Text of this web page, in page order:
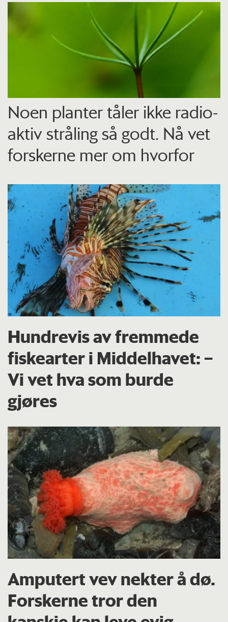
Noen planter tåler ikke radio­
aktiv stråling så godt. Nå vet
forskerne mer om hvorfor
Hundrevis av fremmede
fiskearter i Middelhavet: –
Vi vet hva som burde
gjøres
Amputert vev nekter å dø.
Forskerne tror den